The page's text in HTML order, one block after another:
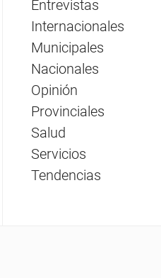
Entrevistas
Internacionales
Municipales
Nacionales
Opinión
Provinciales
Salud
Servicios
Tendencias